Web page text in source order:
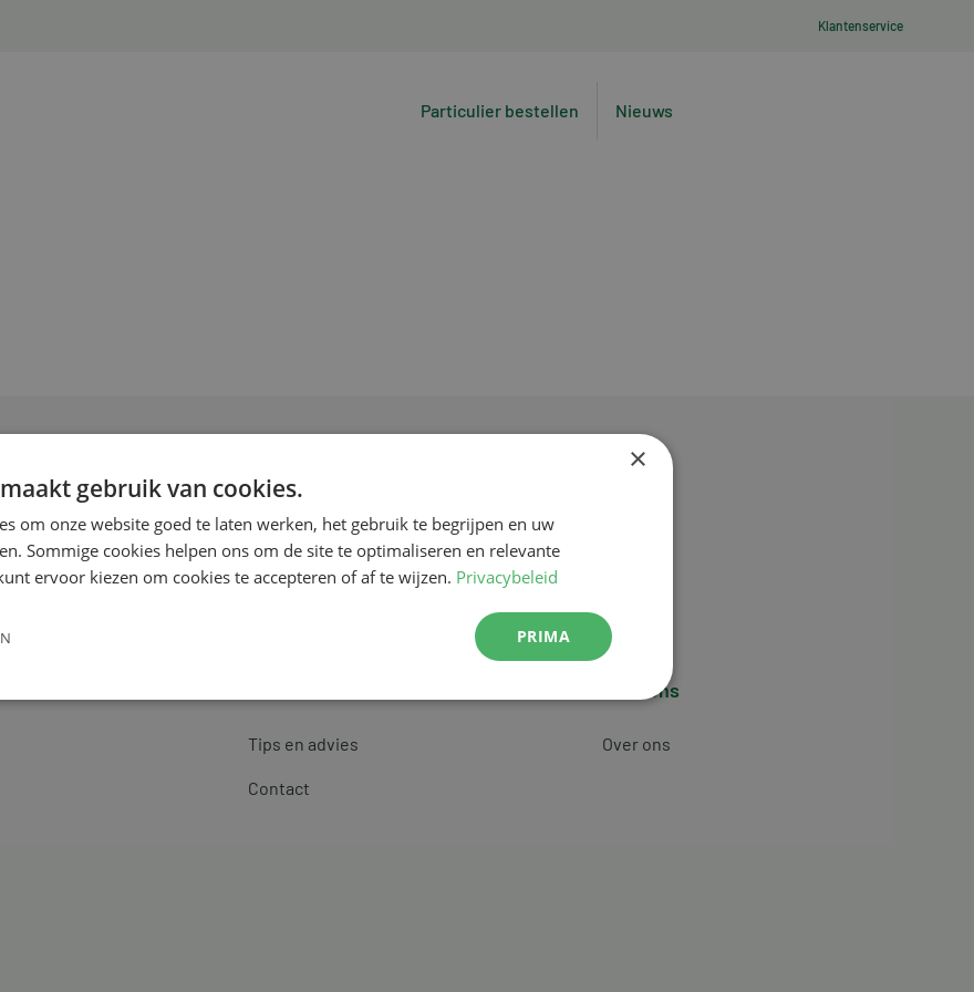
Klantenservice
Particulier bestellen Nieuws
Tips en advies
Contact
Over ons
Over ons
×
gebruik van cookies.
om onze website goed te laten werken, het gebruik te begrijpen en uw
Sommige cookies helpen ons om de site te optimaliseren en relevante
ervoor kiezen om cookies te accepteren of af te wijzen. Privacybeleid
PRIMA